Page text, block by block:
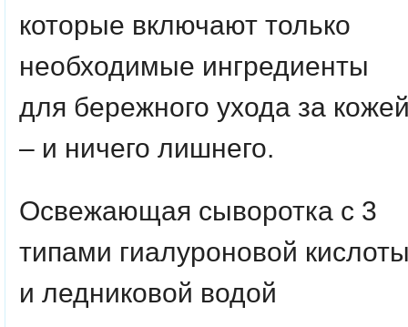
которые включают только
необходимые ингредиенты
для бережного ухода за
– и ничего лишнего.
Освежающая сыворотка с 3
типами гиалуроновой
и ледниковой водой